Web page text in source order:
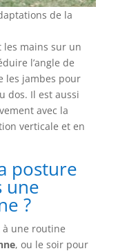
de la
les mains sur un
l’angle de
les jambes pour
dos. Il est aussi
avec la
verticale et en
posture
une
?
une routine
, ou le soir pour